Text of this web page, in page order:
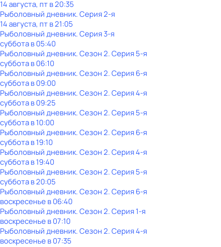
14 августа, пт в 20:35
Рыболовный дневник. Серия 2-я
14 августа, пт в 21:05
Рыболовный дневник. Серия 3-я
субботав05:40
Рыболовный дневник. Сезон 2. Серия 5-я
субботав06:10
Рыболовный дневник. Сезон 2. Серия 6-я
субботав09:00
Рыболовный дневник. Сезон 2. Серия 4-я
субботав09:25
Рыболовный дневник. Сезон 2. Серия 5-я
субботав10:00
Рыболовный дневник. Сезон 2. Серия 6-я
субботав19:10
Рыболовный дневник. Сезон 2. Серия 4-я
субботав19:40
Рыболовный дневник. Сезон 2. Серия 5-я
субботав20:05
Рыболовный дневник. Сезон 2. Серия 6-я
воскресенье в06:40
Рыболовный дневник. Сезон 2. Серия 1-я
воскресенье в07:10
Рыболовный дневник. Сезон 2. Серия 4-я
воскресенье в07:35